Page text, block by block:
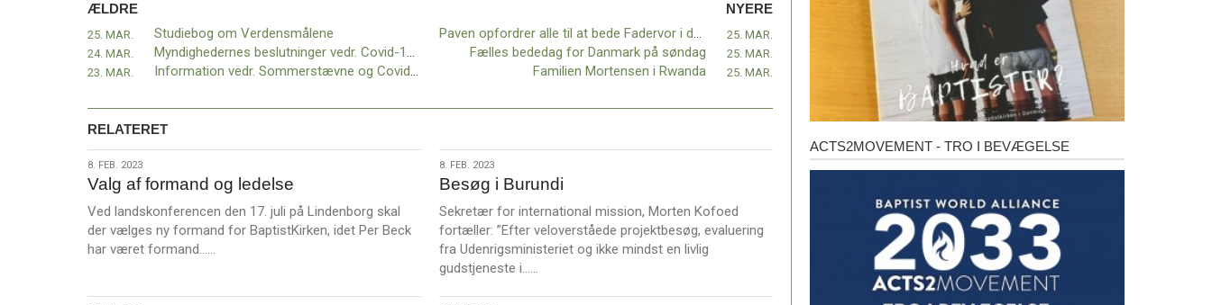
ÆLDRE
25. MAR. Studiebog om Verdensmålene
24. MAR. Myndighedernes beslutninger vedr. Covid-19 forlænget
23. MAR. Information vedr. Sommerstævne og Covid-19
NYERE
Paven opfordrer alle til at bede Fadervor i dag kl. 12 25. MAR.
Fælles bededag for Danmark på søndag 25. MAR.
Familien Mortensen i Rwanda 25. MAR.
RELATERET
8.
feb.
2023
8. FEB. 2023
Valg af formand og ledelse
Ved landskonferencen den 17. juli på Lindenborg skal
der vælges ny formand for BaptistKirken, idet Per Beck
har været formand……
8.
feb.
2023
8. FEB. 2023
Besøg i Burundi
Sekretær for international mission, Morten Kofoed
fortæller: ”Efter veloverståede projektbesøg, evaluering
fra Udenrigsministeriet og ikke mindst en livlig
gudstjeneste i……
Acts2Movement
ACTS2MOVEMENT - TRO I BEVÆGELSE